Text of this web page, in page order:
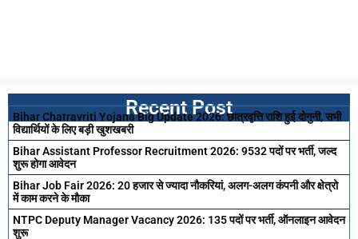
Recent Post
Bihar Chatravriti Yojana Big Update 2026: छात्रवृत्ति राशि हुई दोगुनी, सभी
विद्यार्थियों के लिए बड़ी खुशखबरी
Bihar Assistant Professor Recruitment 2026: 9532 पदों पर भर्ती, जल्द
शुरू होगा आवेदन
Bihar Job Fair 2026: 20 हजार से ज्यादा नौकरियां, अलग-अलग कंपनी और क्षेत्रो
में काम करने के मौका
NTPC Deputy Manager Vacancy 2026: 135 पदों पर भर्ती, ऑनलाइन आवेदन
शुरू